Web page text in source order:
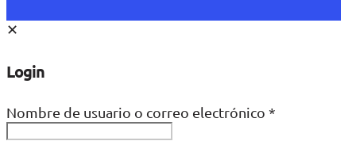
✕
Login
Nombre de usuario o correo electrónico *